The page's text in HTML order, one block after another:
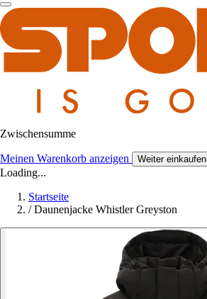
Zwischensumme
Meinen Warenkorb anzeigen Weiter einkaufen
Loading...
Startseite
/ Daunenjacke Whistler Greyston